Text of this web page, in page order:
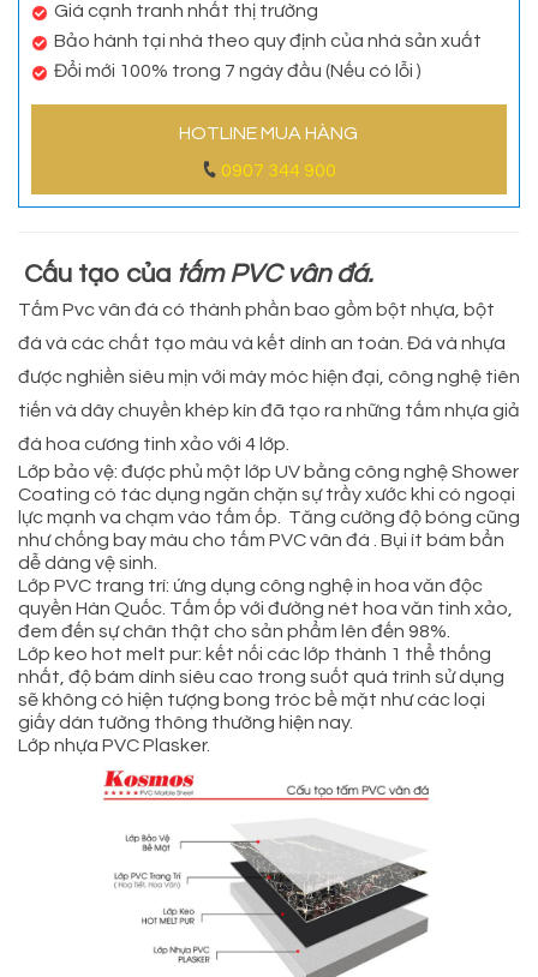
Giá cạnh tranh nhất thị trường
Bảo hành tại nhà theo quy định của nhà sản xuất
Đổi mới 100% trong 7 ngày đầu (Nếu có lỗi )
HOTLINE MUA HÀNG
0907 344 900
Cấu tạo của tấm PVC vân đá.
Tấm Pvc vân đá có thành phần bao gồm bột nhựa, bột
đá và các chất tạo màu và kết dính an toàn. Đá và nhựa
được nghiền siêu mịn với máy móc hiện đại, công nghệ tiên
tiến và dây chuyền khép kín đã tạo ra những tấm nhựa giả
đá hoa cương tinh xảo với 4 lớp.
Lớp bảo vệ: được phủ một lớp UV bằng công nghệ Shower
Coating có tác dụng ngăn chặn sự trầy xước khi có ngoại
lực mạnh va chạm vào tấm ốp. Tăng cường độ bóng cũng
như chống bay màu cho tấm PVC vân đá . Bụi ít bám bẩn
dễ dàng vệ sinh.
Lớp PVC trang trí: ứng dụng công nghệ in hoa văn độc
quyền Hàn Quốc. Tấm ốp với đường nét hoa văn tinh xảo,
đem đến sự chân thật cho sản phẩm lên đến 98%.
Lớp keo hot melt pur: kết nối các lớp thành 1 thể thống
nhất, độ bám dính siêu cao trong suốt quá trình sử dụng
sẽ không có hiện tượng bong tróc bề mặt như các loại
giấy dán tường thông thường hiện nay.
Lớp nhựa PVC Plasker.